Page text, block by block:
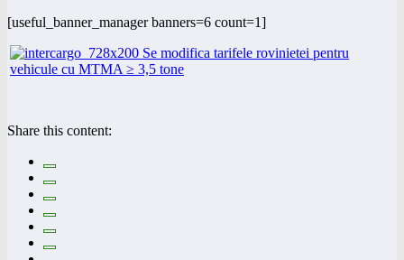
[useful_banner_manager banners=6 count=1]
Share this content: